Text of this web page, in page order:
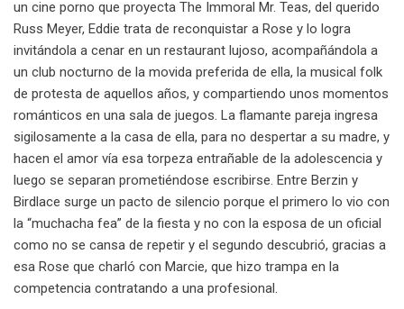
un cine porno que proyecta The Immoral Mr. Teas, del querido
Russ Meyer, Eddie trata de reconquistar a Rose y lo logra
invitándola a cenar en un restaurant lujoso, acompañándola a
un club nocturno de la movida preferida de ella, la musical folk
de protesta de aquellos años, y compartiendo unos momentos
románticos en una sala de juegos. La flamante pareja ingresa
sigilosamente a la casa de ella, para no despertar a su madre, y
hacen el amor vía esa torpeza entrañable de la adolescencia y
luego se separan prometiéndose escribirse. Entre Berzin y
Birdlace surge un pacto de silencio porque el primero lo vio con
la “muchacha fea” de la fiesta y no con la esposa de un oficial
como no se cansa de repetir y el segundo descubrió, gracias a
esa Rose que charló con Marcie, que hizo trampa en la
competencia contratando a una profesional.